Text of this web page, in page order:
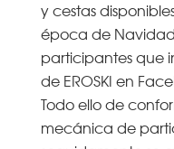
y cestas
época de
participantes que
de EROSKI en
Todo ello de
mecánica de